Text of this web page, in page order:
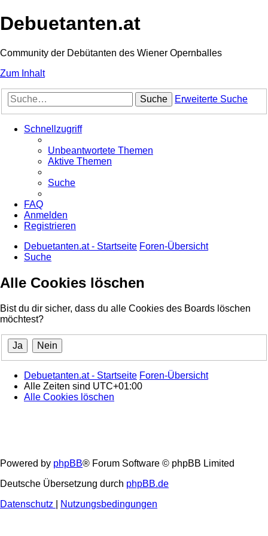
Debuetanten.at
Community der Debütanten des Wiener Opernballes
Zum Inhalt
Suche Erweiterte Suche
Schnellzugriff
Unbeantwortete Themen
Aktive Themen
Suche
FAQ
Anmelden
Registrieren
Debuetanten.at - Startseite Foren-Übersicht
Suche
Alle Cookies löschen
Bist du dir sicher, dass du alle Cookies des Boards löschen
möchtest?
Debuetanten.at - Startseite Foren-Übersicht
Alle Zeiten sind UTC+01:00
Alle Cookies löschen
Powered by phpBB® Forum Software © phpBB Limited
Deutsche Übersetzung durch phpBB.de
Datenschutz
Nutzungsbedingungen